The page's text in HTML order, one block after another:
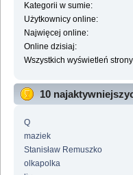
Kategorii w sumie:
Użytkownicy online:
Najwięcej online:
Online dzisiaj:
Wszystkich wyświetleń
10
Q
maziek
Stanisław Remuszko
olkapolka